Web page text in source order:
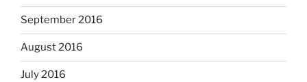
September 2016
August 2016
July 2016